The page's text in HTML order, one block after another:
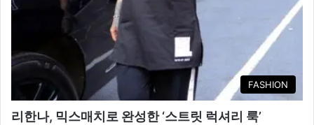
FASHION
리한나, 믹스매치로 완성한 ‘스트릿 럭셔리 룩’